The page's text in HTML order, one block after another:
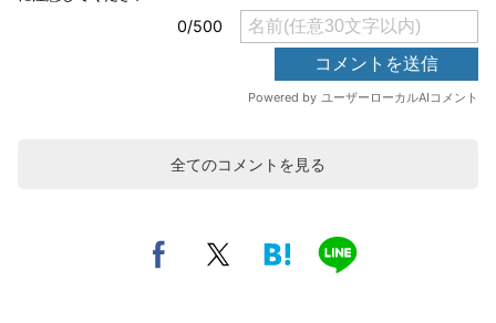
全てのコメントを見る